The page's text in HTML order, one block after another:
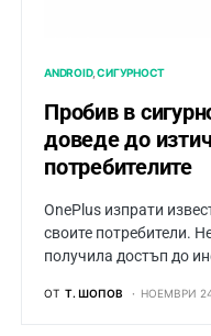
ANDROID СИГУРНОСТ
Пробив в
доведе до
потребителите
OnePlus изпрати
своите потребители.
получила достъп до
ОТ Т. ШОПОВ НОЕМВРИ